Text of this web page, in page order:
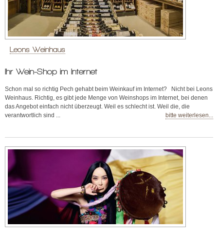
Leons Weinhaus
Ihr Wein-Shop im Internet
Schon mal so richtig Pech gehabt beim Weinkauf im Internet? Nicht bei Leons
Weinhaus. Richtig, es gibt jede Menge von Weinshops im Internet, bei denen
das Angebot einfach nicht überzeugt. Weil es schlecht ist. Weil die, die
verantwortlich sind ...
bitte weiterlesen...